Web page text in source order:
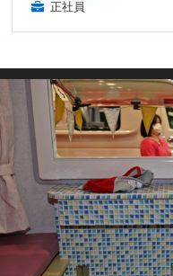
正社員